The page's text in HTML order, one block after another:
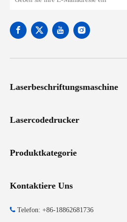
Laserbeschriftungsmaschine
Lasercodedrucker
Produktkategorie
Kontaktiere Uns
 Telefon: +86-18862681736